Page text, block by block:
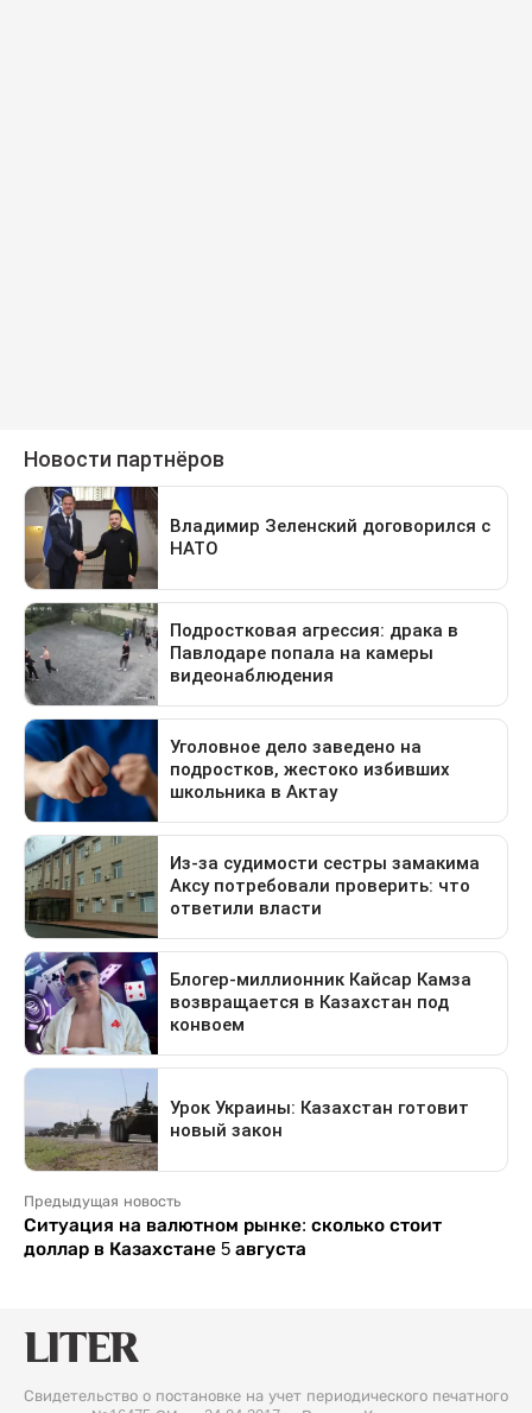
Предыдущая новость
Ситуация на валютном рынке: сколько стоит
доллар в Казахстане 5 августа
Свидетельство о постановке на учет периодического печатного